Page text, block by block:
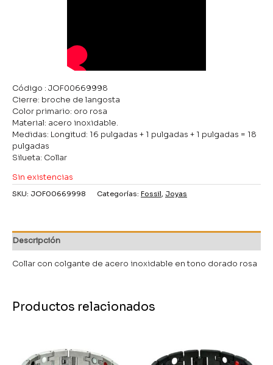
Código : JOF00669998
Cierre: broche de langosta
Color primario: oro rosa
Material: acero inoxidable.
Medidas: Longitud: 16 pulgadas + 1 pulgadas + 1 pulgadas = 18
pulgadas
Silueta: Collar
Sin existencias
SKU: JOF00669998 Categorías: Fossil, Joyas
Descripción
Collar con colgante de acero inoxidable en tono dorado rosa
Productos relacionados